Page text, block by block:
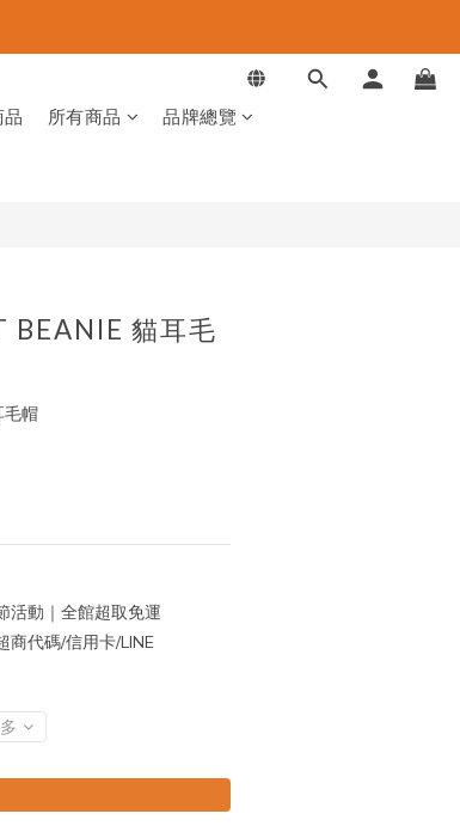
品 所有商品 品牌總覽
BEANIE 貓耳毛
毛帽
活動｜全館超取免運
商代碼/信用卡/LINE
立即購買